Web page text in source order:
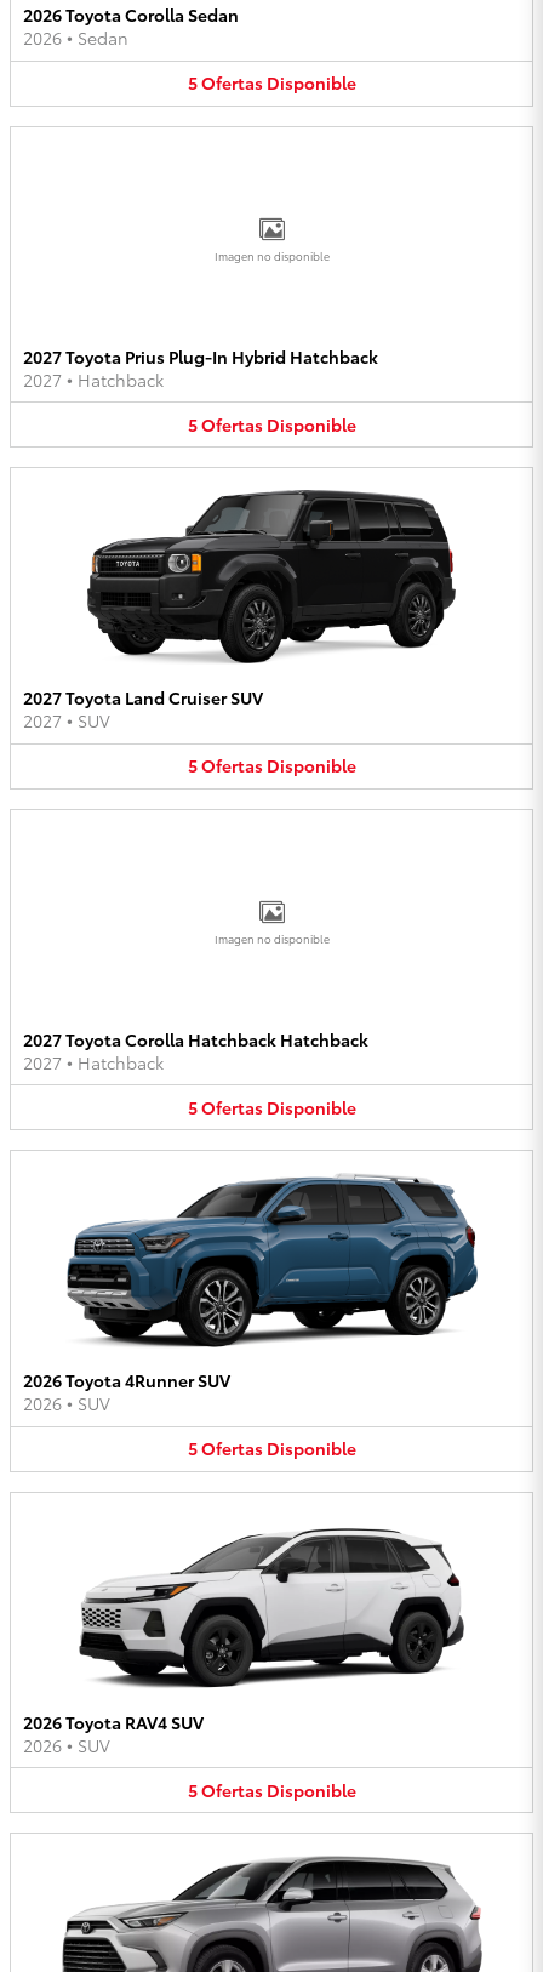
2026 Toyota Corolla Sedan
2026 • Sedan
5Ofertas Disponible
Imagen no disponible
2027 Toyota Prius Plug-In Hybrid Hatchback
2027 • Hatchback
5Ofertas Disponible
2027 Toyota Land Cruiser SUV
2027 • SUV
5Ofertas Disponible
Imagen no disponible
2027 Toyota Corolla Hatchback Hatchback
2027 • Hatchback
5Ofertas Disponible
2026 Toyota 4Runner SUV
2026 • SUV
5Ofertas Disponible
2026 Toyota RAV4 SUV
2026 • SUV
5Ofertas Disponible